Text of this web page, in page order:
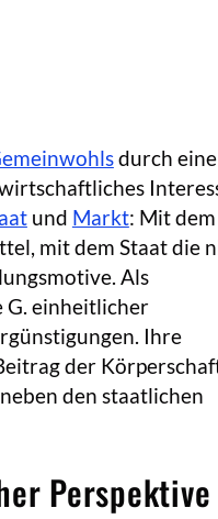
durch eine
und Markt: Mit dem
mit dem Staat die
Als
G. einheitlicher
Ihre
der
den staatlichen
Perspektive